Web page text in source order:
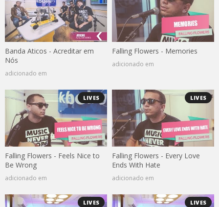
Banda Aticos - Acreditar em
Nós
adicionado em
Falling Flowers - Memories
adicionado em
LIVES
Falling Flowers - Feels Nice to
Be Wrong
adicionado em
LIVES
Falling Flowers - Every Love
Ends With Hate
adicionado em
LIVES LIVES